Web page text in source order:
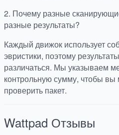
2. Почему разные
разные результаты?
Каждый движок использует
эвристики, поэтому
различаться. Мы указываем
контрольную сумму, чтобы вы
проверить пакет.
Wattpad Отзывы